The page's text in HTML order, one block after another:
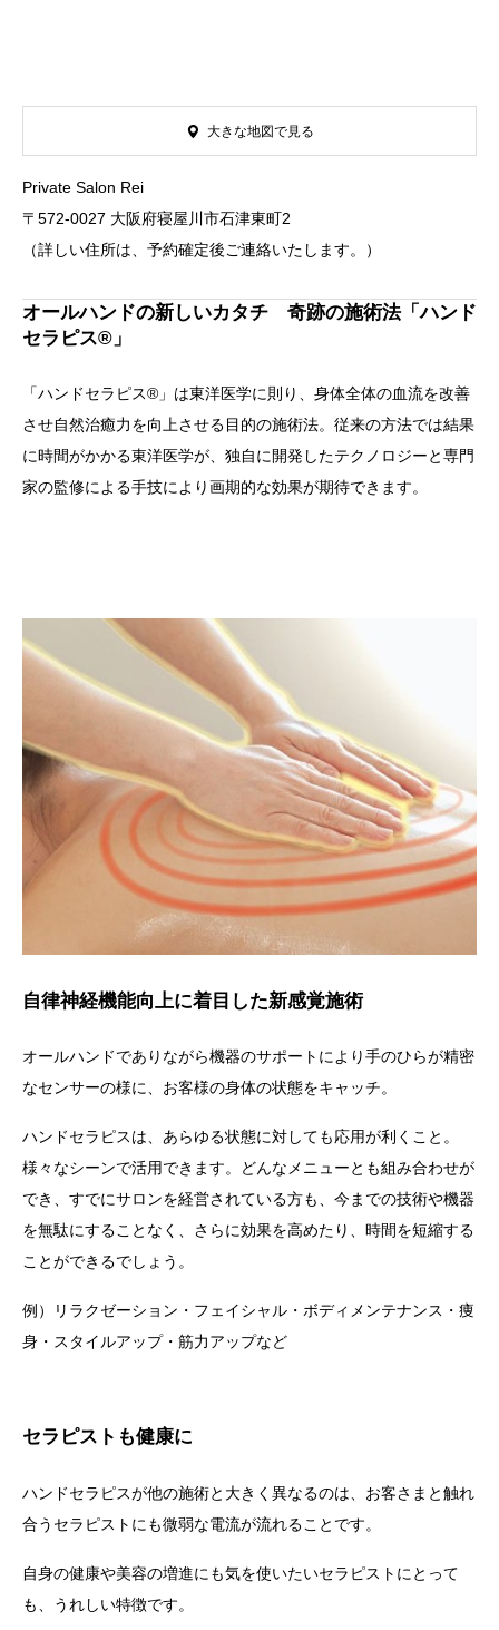
Private Salon Rei
〒572-0027 大阪府寝屋川市石津東町2
（詳しい住所は、予約確定後ご連絡いたします。）
大きな地図で見る
オールハンドの新しいカタチ 奇跡の施術法「ハンド
セラピス®」
「ハンドセラピス®」は東洋医学に則り、身体全体の血流を改善
させ自然治癒力を向上させる目的の施術法。従来の方法では結果
に時間がかかる東洋医学が、独自に開発したテクノロジーと専門
家の監修による手技により画期的な効果が期待できます。
自律神経機能向上に着目した新感覚施術
オールハンドでありながら機器のサポートにより手のひらが精密
なセンサーの様に、お客様の身体の状態をキャッチ。
ハンドセラピスは、あらゆる状態に対しても応用が利くこと。
様々なシーンで活用できます。
どんなメニューとも組み合わせが
でき、すでにサロンを経営されている方も、今までの技術や機器
を無駄にすることなく、さらに効果を高めたり、時間を短縮する
ことができるでしょう。
例）リラクゼーション・フェイシャル・ボディメンテナンス・痩
身・スタイルアップ・筋力アップなど
セラピストも健康に
ハンドセラピスが他の施術と大きく異なるのは、お客さまと触れ
合うセラピストにも微弱な電流が流れることです。
自身の健康や美容の増進にも気を使いたいセラピストにとって
も、うれしい特徴です。